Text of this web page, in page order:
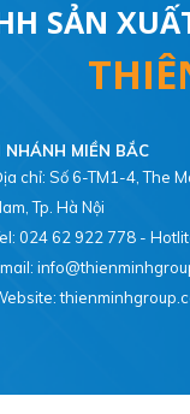
SẢN
NHÁNH MIỀN BẮC
chỉ: Số 6-TM1-4, The
024 62 922 778 -